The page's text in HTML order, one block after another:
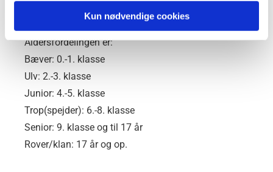
Kun nødvendige cookies
Aldersfordelingen er:
Bæver: 0.-1. klasse
Ulv: 2.-3. klasse
Junior: 4.-5. klasse
Trop(spejder): 6.-8. klasse
Senior: 9. klasse og til 17 år
Rover/klan: 17 år og op.